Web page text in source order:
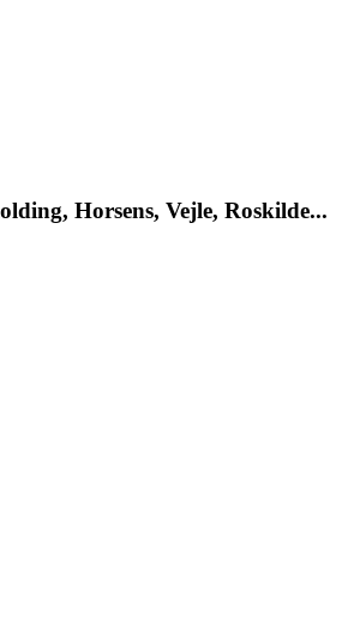
Horsens, Vejle, Roskilde...